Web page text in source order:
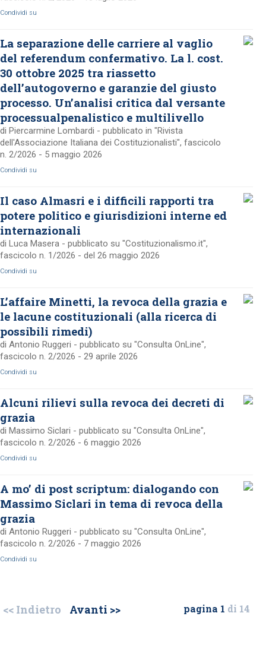
Condividi su
La separazione delle carriere al vaglio
del referendum confermativo. La l. cost.
30 ottobre 2025 tra riassetto
dell’autogoverno e garanzie del giusto
processo. Un’analisi critica dal versante
processualpenalistico e multilivello
di Piercarmine Lombardi - pubblicato in "Rivista
dell'Associazione Italiana dei Costituzionalisti", fascicolo
n. 2/2026 - 5 maggio 2026
Condividi su
Il caso Almasri e i difficili rapporti tra
potere politico e giurisdizioni interne ed
internazionali
di Luca Masera - pubblicato su "Costituzionalismo.it",
fascicolo n. 1/2026 - del 26 maggio 2026
Condividi su
L’affaire Minetti, la revoca della grazia e
le lacune costituzionali (alla ricerca di
possibili rimedi)
di Antonio Ruggeri - pubblicato su "Consulta OnLine",
fascicolo n. 2/2026 - 29 aprile 2026
Condividi su
Alcuni rilievi sulla revoca dei decreti di
grazia
di Massimo Siclari - pubblicato su "Consulta OnLine",
fascicolo n. 2/2026 - 6 maggio 2026
Condividi su
A mo’ di post scriptum: dialogando con
Massimo Siclari in tema di revoca della
grazia
di Antonio Ruggeri - pubblicato su "Consulta OnLine",
fascicolo n. 2/2026 - 7 maggio 2026
Condividi su
<< Indietro Avanti >> pagina 1 di 14